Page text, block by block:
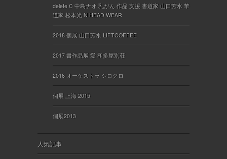
delete C 中島ナオ 乳がん 作品 支援 書道家 山口芳水 華
道家 松本光 N HEAD WEAR
2018 個展 山口芳水 LIFTCOFFEE
2017 書作品展 愛 和多屋別荘
2016 オーケストラ シロクロ
個展 上海 2015
個展2013
人気記事